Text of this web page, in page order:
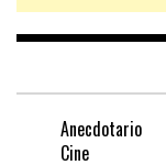
Anecdotario
Cine